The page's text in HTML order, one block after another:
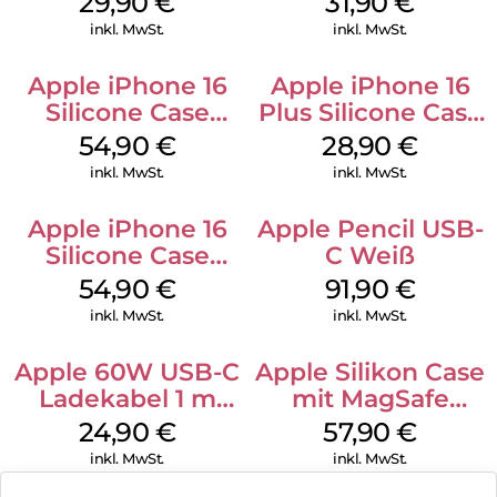
Transparent
inkl. MwSt. inkl. MwSt.
Apple iPhone 16
Silicone Case
MagSafe Lake
Green
54,90 €
inkl. MwSt.
Apple iPhone 16
Plus Silicone Case
MagSafe Black
28,90€
inkl. MwSt.
Apple iPhone 16
Silicone Case
MagSafe Black
54,90 €
inkl. MwSt.
Apple Pencil USB-
C Weiß
91,90 €
inkl. MwSt.
Apple 60W USB-C
Ladekabel 1 m
Weiß
24,90 €
inkl. MwSt.
Apple Silikon Case
mit MagSafe
iPhone 14 Pro
(PRODUCT)RED
57,90€
inkl. MwSt.